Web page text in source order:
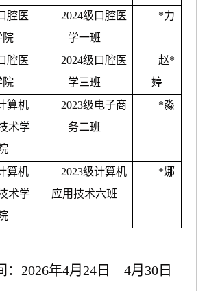
腔医
院
2024级口腔医
学一班
*力
腔医
院
2024级口腔医
学三班
赵*
婷
算机
术学
院
2023级电子商
务二班
*淼
算机
术学
院
2023级计算机
应用技术六班
*娜
2026年4月24日—4月30日